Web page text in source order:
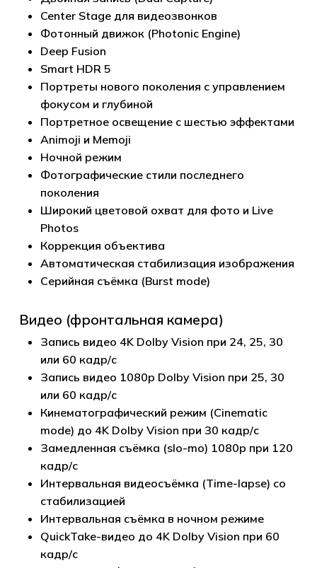
Center Stage для видеозвонков
Фотонный движок (Photonic Engine)
Deep Fusion
Smart HDR 5
Портреты нового поколения с управлением
фокусом и глубиной
Портретное освещение с шестью эффектами
Animoji и Memoji
Ночной режим
Фотографические стили последнего
поколения
Широкий цветовой охват для фото и Live
Photos
Коррекция объектива
Автоматическая стабилизация изображения
Серийная съёмка (Burst mode)
Видео (фронтальная камера)
Запись видео 4K Dolby Vision при 24, 25, 30
или 60 кадр/с
Запись видео 1080p Dolby Vision при 25, 30
или 60 кадр/с
Кинематографический режим (Cinematic
mode) до 4K Dolby Vision при 30 кадр/с
Замедленная съёмка (slo-mo) 1080p при 120
кадр/с
Интервальная видеосъёмка (Time-lapse) со
стабилизацией
Интервальная съёмка в ночном режиме
QuickTake-видео до 4K Dolby Vision при 60
кадр/с